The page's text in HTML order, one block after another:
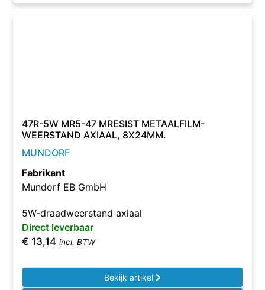
47R-5W MR5-47 MRESIST METAALFILM-
WEERSTAND AXIAAL, 8X24MM.
MUNDORF
Fabrikant
Mundorf EB GmbH
5W-draadweerstand axiaal
Direct leverbaar
€ 13,14 incl. BTW
Bekijk artikel